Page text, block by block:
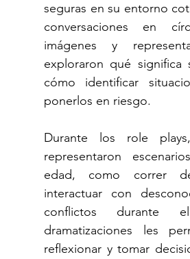
seguras en su entorno
conversaciones en
imágenes y
exploraron qué significa
cómo identificar
ponerlos en riesgo.
Durante los role
representaron
edad, como correr
interactuar con
conflictos durante
dramatizaciones les
reflexionar y tomar